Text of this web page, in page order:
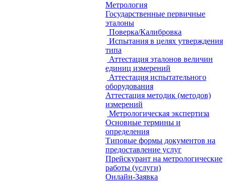
Метрология
Государственные первичные
эталоны
Поверка/Калибровка
Испытания в целях утверждения
типа
Аттестация эталонов величин
единиц измерений
Аттестация испытательного
оборудования
Аттестация методик (методов)
измерений
Метрологическая экспертиза
Основные термины и
определения
Типовые формы документов на
предоставление услуг
Прейскурант на метрологические
работы (услуги)
Онлайн-Заявка